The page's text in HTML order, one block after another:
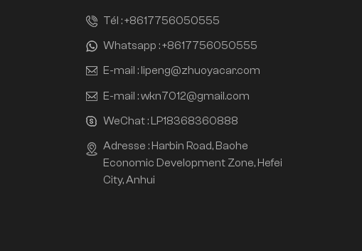
Tél :+8617756050555
Whatsapp :+8617756050555
E-mail : lipeng@zhuoyacar.com
E-mail :wkn7012@gmail.com
WeChat : LP18368360888
Adresse : Harbin Road, Baohe
Economic Development Zone, Hefei
City, Anhui